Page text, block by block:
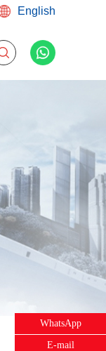
English
WhatsApp
E-mail